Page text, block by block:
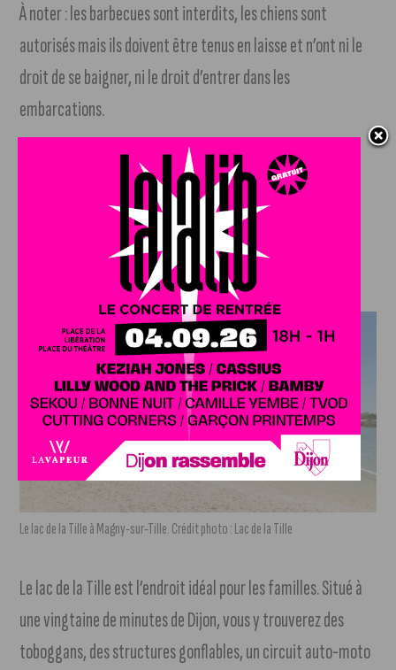
À noter : les barbecues sont interdits, les chiens sont
autorisés mais ils doivent être tenus en laisse et n’ont ni le
droit de se baigner, ni le droit d’entrer dans les
embarcations.
D70, 21560 Arc-sur-Tille. L’accès est libre.Plus
d’informations sur le site de la ville d’Arc-sur-Tille (suivre
À 20 km de Dijon, le lac de la Tille
Le lac de la Tille à Magny-sur-Tille. Crédit photo : Lac de la Tille
Le lac de la Tille est l’endroit idéal pour les familles. Situé à
une vingtaine de minutes de Dijon, vous y trouverez des
toboggans, des structures gonflables, un circuit auto-moto